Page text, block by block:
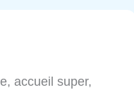
accueil super,